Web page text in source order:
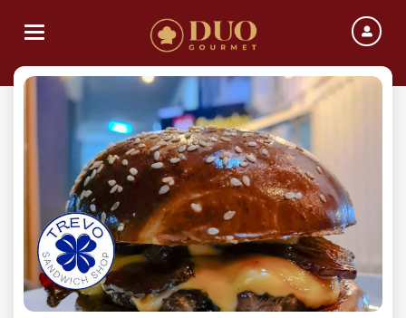
Toggle navigation